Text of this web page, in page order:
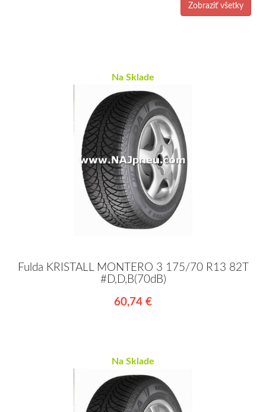
Zobraziť všetky
Na Sklade
Fulda KRISTALL MONTERO 3 175/70 R13 82T
#D,D,B(70dB)
60,74 €
Na Sklade